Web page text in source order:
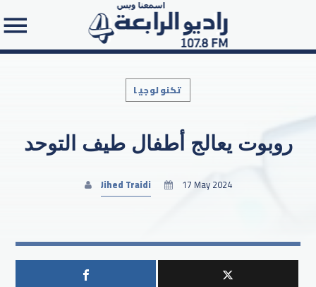
Search in the website:
تكنولوجيا
روبوت يعالج أطفال طيف التوحد
Jihed Traidi 17 May 2024